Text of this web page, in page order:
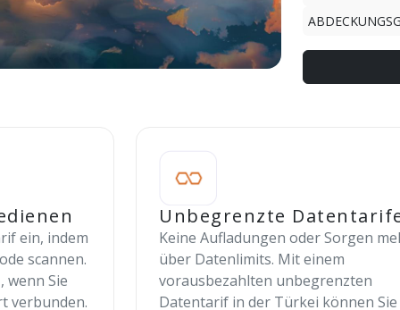
ein, indem
scannen.
wenn Sie
verbunden.
Unbegrenzte
Keine Aufladungen oder Sorgen
über Datenlimits. Mit einem
vorausbezahlten unbegrenzten
Datentarif in der Türkei können Sie